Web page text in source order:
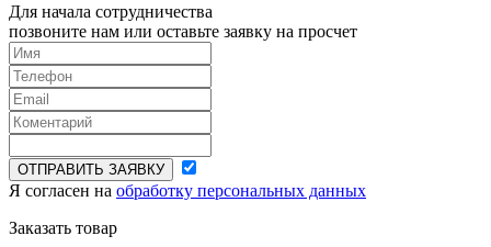
Для начала сотрудничества
позвоните нам или оставьте заявку на просчет
ОТПРАВИТЬ ЗАЯВКУ
Я согласен на обработку персональных данных
Заказать товар